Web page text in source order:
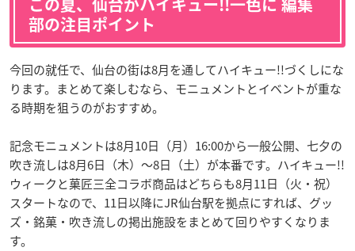
この夏、仙台がハイキュー!!一色に 編集
部の注目ポイント
今回の就任で、仙台の街は8月を通してハイキュー!!づくしにな
ります。まとめて楽しむなら、モニュメントとイベントが重な
る時期を狙うのがおすすめ。
記念モニュメントは8月10日（月）16:00から一般公開、七夕の
吹き流しは8月6日（木）〜8日（土）が本番です。ハイキュー!!
ウィークと菓匠三全コラボ商品はどちらも8月11日（火・祝）
スタートなので、11日以降にJR仙台駅を拠点にすれば、グッ
ズ・銘菓・吹き流しの掲出施設をまとめて回りやすくなりま
す。